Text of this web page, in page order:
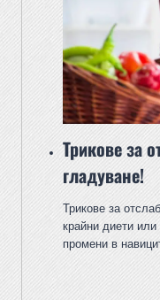
Трикове за
гладуване!
Трикове за
крайни диети или
промени в